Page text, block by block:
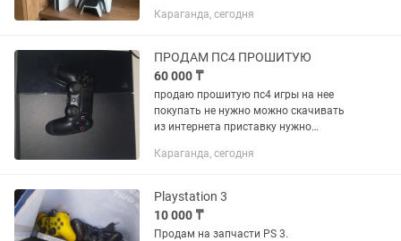
Slim 4G 2 оригинальных беспроводных
геймпада DualSense Зарядная станция
Игры и...
Караганда, сегодня
ПРОДАМ ПС4 ПРОШИТУЮ
60 000 ₸
продаю прошитую пс4 игры на нее
покупать не нужно можно скачивать
из интернета приставку нужно
нареканий кроме шума нет приезжайте
прошивка и...
Караганда, сегодня
Playstation 3
10 000 ₸
Продам на запчасти PS 3.